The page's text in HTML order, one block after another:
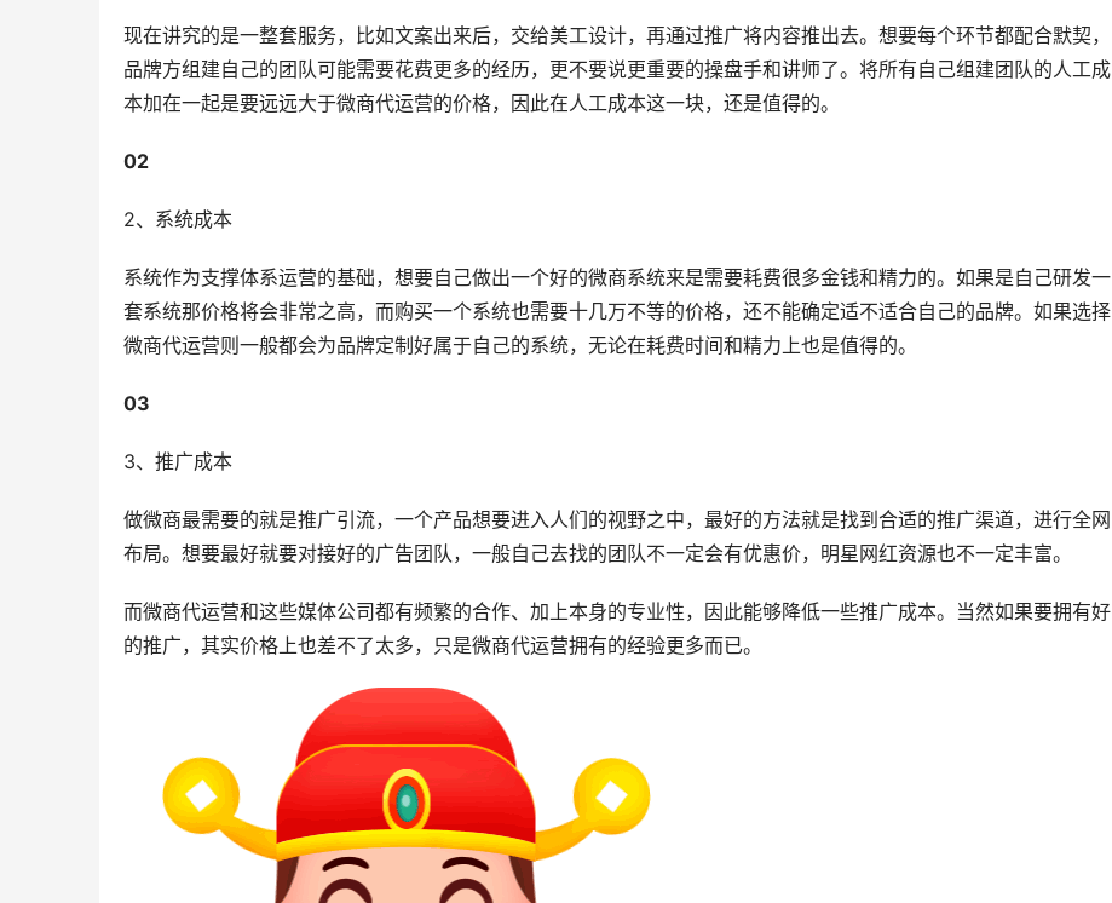
现在讲究的是一整套服务，比如文案出来后，交给美工设计，再通过推广将内容推出去。想要每个环节都配合默契，
品牌方组建自己的团队可能需要花费更多的经历，更不要说更重要的操盘手和讲师了。将所有自己组建团队的人工成
本加在一起是要远远大于微商代运营的价格，因此在人工成本这一块，还是值得的。
02
2、系统成本
系统作为支撑体系运营的基础，想要自己做出一个好的微商系统来是需要耗费很多金钱和精力的。如果是自己研发一
套系统那价格将会非常之高，而购买一个系统也需要十几万不等的价格，还不能确定适不适合自己的品牌。如果选择
微商代运营则一般都会为品牌定制好属于自己的系统，无论在耗费时间和精力上也是值得的。
03
3、推广成本
做微商最需要的就是推广引流，一个产品想要进入人们的视野之中，最好的方法就是找到合适的推广渠道，进行全网
布局。想要最好就要对接好的广告团队，一般自己去找的团队不一定会有优惠价，明星网红资源也不一定丰富。
而微商代运营和这些媒体公司都有频繁的合作、加上本身的专业性，因此能够降低一些推广成本。当然如果要拥有好
的推广，其实价格上也差不了太多，只是微商代运营拥有的经验更多而已。